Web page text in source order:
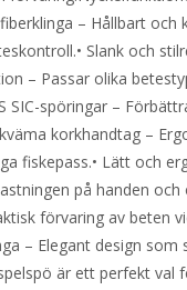
– Hållbart och
Slank och
– Passar olika
SIC-spöringar –
korkhandtag –
fiskepass.• Lätt och
på handen
förvaring av beten
– Elegant design
är ett perfekt val